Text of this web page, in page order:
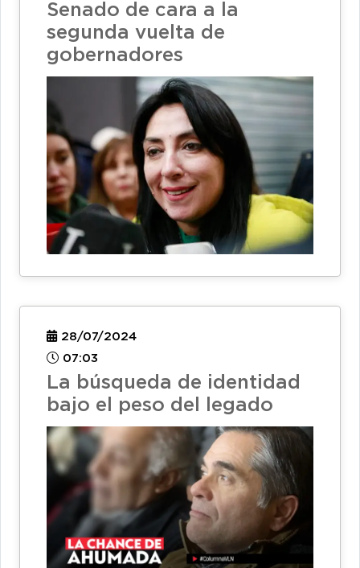
Senado de cara a la
segunda vuelta de
gobernadores
28/07/2024
07:03
La búsqueda de identidad
bajo el peso del legado